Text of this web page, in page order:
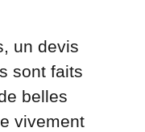
un devis
sont faits
belles
vivement